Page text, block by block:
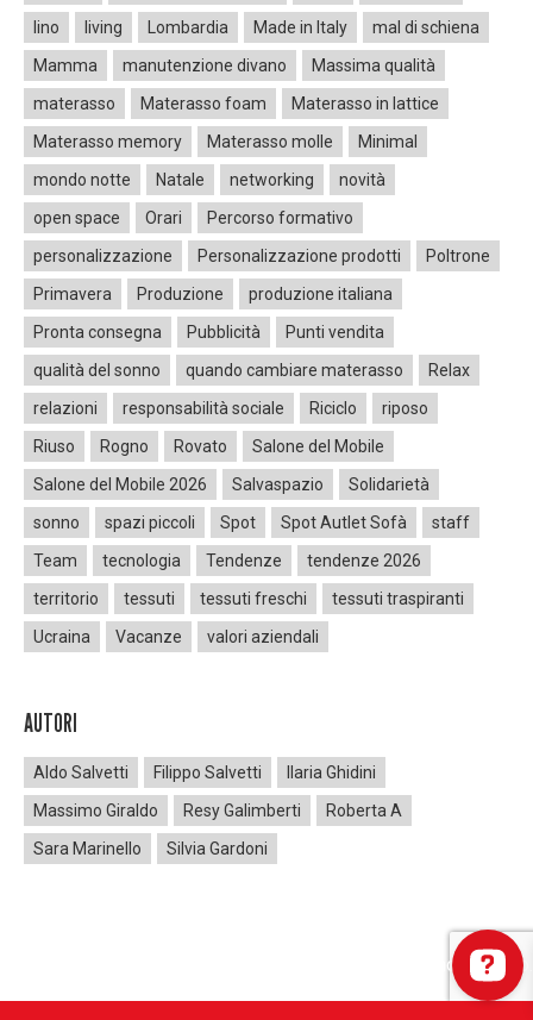
lino
living Lombardia Made in Italy
mal di schiena
Mamma
manutenzione divano
Massima qualità
materasso
Materasso foam
Materasso in lattice
Materasso memory
Materasso molle
Minimal
mondo notte
Natale networking
novità
open space
Orari
Percorso formativo
personalizzazione
Personalizzazione prodotti
Poltrone
Primavera
Produzione
produzione italiana
Pronta consegna
Pubblicità
Punti vendita
qualità del sonno
quando cambiare materasso
Relax
relazioni
responsabilità sociale Riciclo
riposo
Riuso
Rogno Rovato
Salone del Mobile
Salone del Mobile 2026
Salvaspazio
Solidarietà
sonno
spazi piccoli Spot Spot Autlet Sofà
staff
Team
tecnologia Tendenze
tendenze 2026
territorio
tessuti tessuti freschi
tessuti traspiranti
Ucraina
Vacanze valori aziendali
AUTORI
Aldo Salvetti Filippo Salvetti
Ilaria Ghidini
Massimo Giraldo
Resy Galimberti
Roberta A
Sara Marinello
Silvia Gardoni
Modulo di contatto non trovato.